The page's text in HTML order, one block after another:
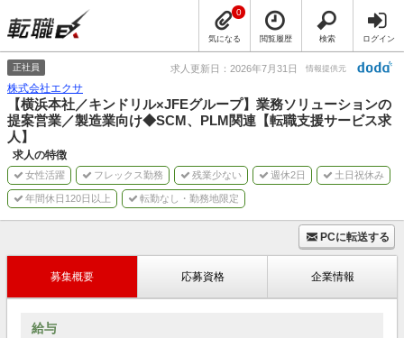
気になる
0
閲覧履歴 検索 ログイン
正社員 求人更新日：2026年7月31日 情報提供元
株式会社エクサ
【横浜本社／キンドリル×JFEグループ】業務ソリューションの
提案営業／製造業向け◆SCM、PLM関連【転職支援サービス求
人】
求人の特徴
女性活躍 フレックス勤務 残業少ない 週休2日 土日祝休み
年間休日120日以上 転勤なし・勤務地限定
PCに転送する
募集概要 応募資格 企業情報
給与